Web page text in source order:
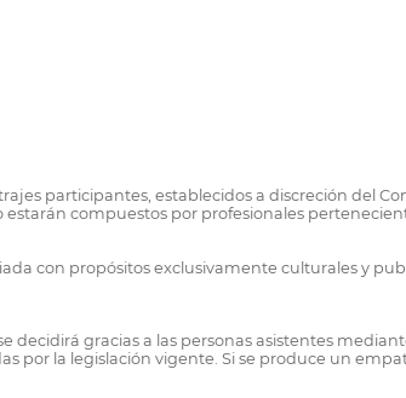
participantes, establecidos a discreción del
compuestos por profesionales
con propósitos exclusivamente culturales y
decidirá gracias a las personas asistentes
por la legislación vigente. Si se produce un